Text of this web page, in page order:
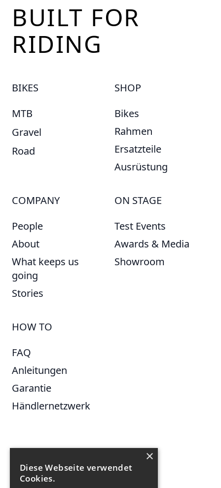
BUILT FOR
RIDING
BIKES
MTB
Gravel
Road
SHOP
Bikes
Rahmen
Ersatzteile
Ausrüstung
COMPANY
People
About
What keeps us
going
Stories
ON STAGE
Test Events
Awards & Media
Showroom
HOW TO
FAQ
Anleitungen
Garantie
Händlernetzwerk
FOLGE UNS
×
Diese Webseite verwendet
Cookies.